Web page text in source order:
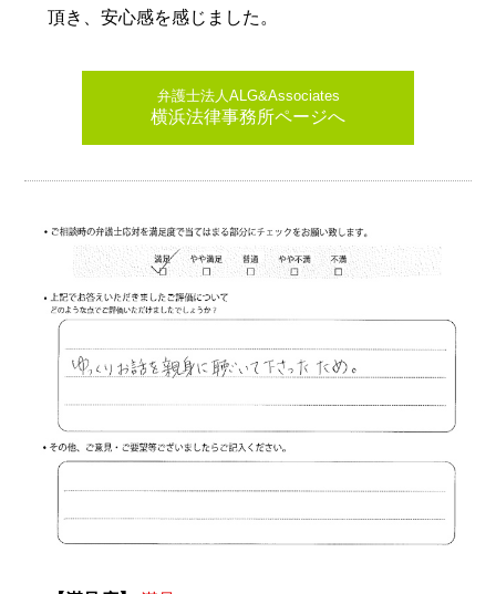
頂き、安心感を感じました。
弁護士法人ALG&Associates
横浜法律事務所ページへ